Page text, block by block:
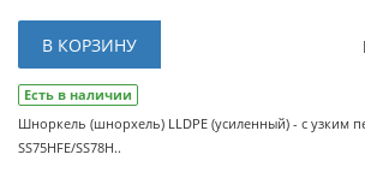
В КОРЗИНУ
Есть в наличии
Шноркель (шнорхель) LLDPE (усиленный) - с узким
SS75HFE/SS78H..